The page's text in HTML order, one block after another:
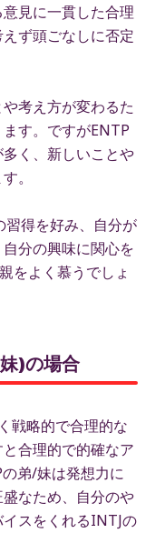
見に一貫した合理
ず頭ごなしに否定
考え方が変わるた
す。ですがENTP
く、新しいことや
。
得を好み、自分が
分の興味に関心を
をよく慕うでしょ
)の場合
戦略的で合理的な
合理的で的確なア
弟/妹は発想力に
なため、自分のや
スをくれるINTJの